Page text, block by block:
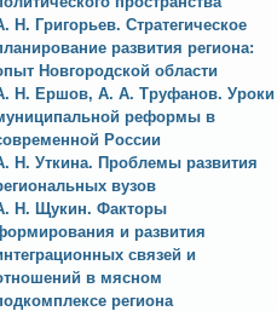
Н. Григорьев. Стратегическое
развития региона:
Новгородской области
Н. Ершов, А. А. Труфанов. Уроки
реформы в
России
Н. Уткина. Проблемы развития
вузов
Н. Щукин. Факторы
и развития
связей и
в мясном
региона